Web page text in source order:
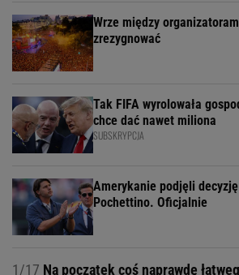
Wrze między
zrezygnować
Tak FIFA wyrolowała
chce dać nawet miliona
SUBSKRYPCJA
Amerykanie podjęli
Pochettino. Oficjalnie
1/17 Na początek coś naprawdę